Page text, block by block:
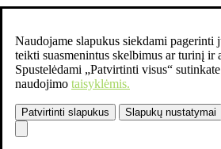
Naudojame slapukus siekdami pagerinti
teikti suasmenintus skelbimus ar turinį ir
Spustelėdami „Patvirtinti visus“
naudojimo taisyklėmis.
Patvirtinti slapukus Slapukų nustatymai
Susisiekite:
Skip to Content